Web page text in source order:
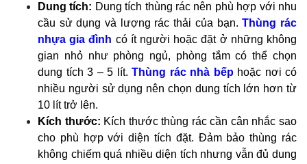
Dung tích: Dung tích thùng rác nên phù hợp với nhu
cầu sử dụng và lượng rác thải của bạn.Thùng rác
nhựa gia đình có ít người hoặc đặt ở những không
gian nhỏ như phòng ngủ, phòng tắm có thể chọn
dung tích 3 – 5 lít. Thùng rác nhà bếphoặc nơi có
nhiều người sử dụng nên chọn dung tích lớn hơn từ
10 lít trở lên.
Kích thước: Kích thước thùng rác cần cân nhắc sao
cho phù hợp với diện tích đặt. Đảm bảo thùng rác
không chiếm quá nhiều diện tích nhưng vẫn đủ dung